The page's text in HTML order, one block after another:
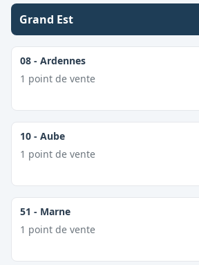
Grand Est
08 - Ardennes
1 point de vente
10 - Aube
1 point de vente
51 - Marne
1 point de vente